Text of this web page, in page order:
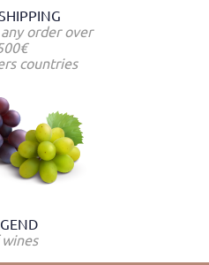
order over
countries